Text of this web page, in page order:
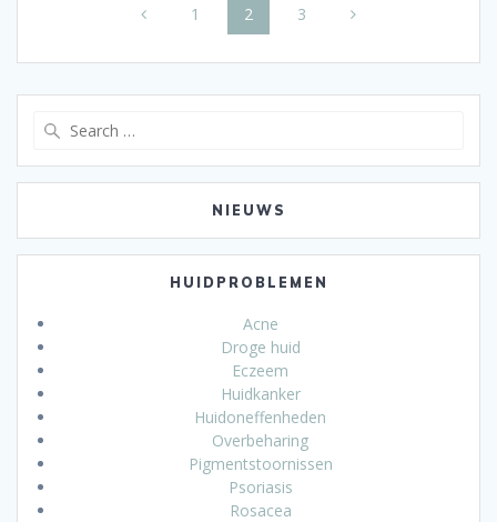
Page
1 Page
2 Page
3
NIEUWS
HUIDPROBLEMEN
Acne
Droge huid
Eczeem
Huidkanker
Huidoneffenheden
Overbeharing
Pigmentstoornissen
Psoriasis
Rosacea